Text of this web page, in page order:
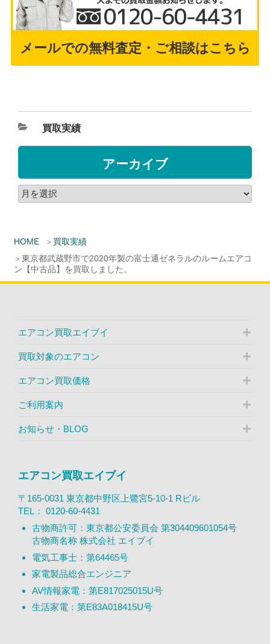
HOME
買取実績
東京都武蔵野市で2020年製の富士通ゼネラルのルームエアコ
ン【中古品】を買取しました。
メールでの無料査定・ご相談はこちら
買取実績
アーカイブ
エアコン買取エイブイ
買取対象のエアコン
エアコン買取価格
ご利用案内
お知らせ・BLOG
エアコン買取エイブイ
〒165-0031 東京都中野区上鷺宮5-10-1 Rビル
TEL： 0120-60-4431
古物商許可：東京都公安委員会 第304409601054号
古物商名称 株式会社 エイブイ
電気工事士：第64465号
家電製品総合エンジニア
AV情報家電：第E817025015U号
生活家電：第E83A018415U号